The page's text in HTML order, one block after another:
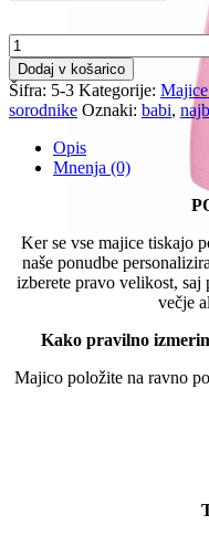
Smešna
majica
-
Najboljši
otroci
Babi
količina
Dodaj v košarico
Šifra: 5-3 Kategorije:
sorodnike Oznaki: babi,
Opis
Mnenja (0)
Ker se vse majice tiskajo
naše ponudbe
izberete pravo velikost,
večje
Kako pravilno
Majico položite na ravno